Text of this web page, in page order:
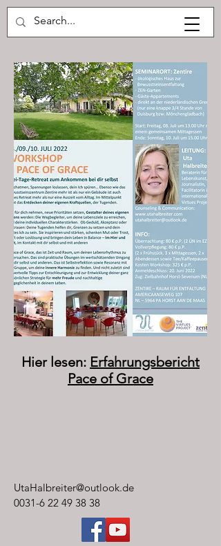
Hier lesen: Erfahrungsbericht
Pace of Grace
UtaHalbreiter@outlook.de
0031-6 22 49 38 38